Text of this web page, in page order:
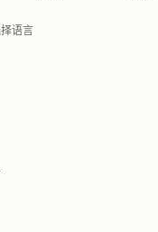
语言